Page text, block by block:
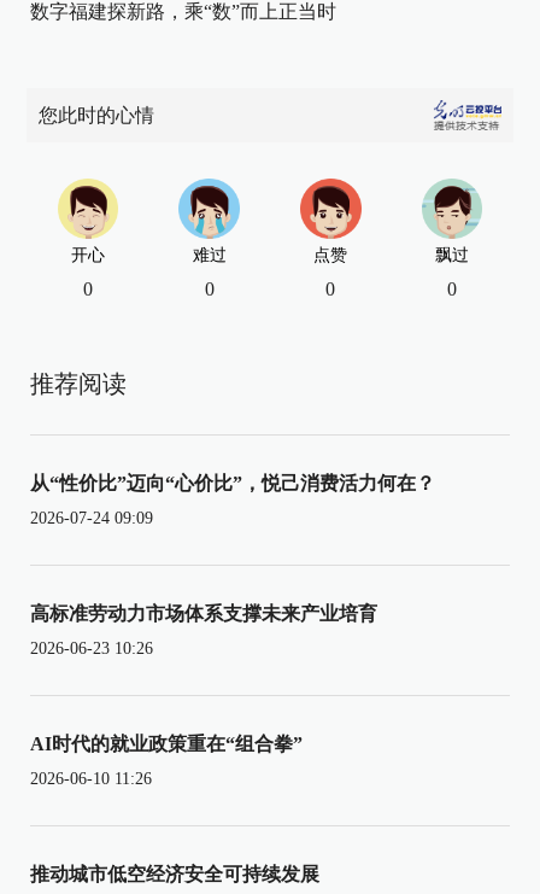
数字福建探新路，乘“数”而上正当时
您此时的心情
开心
0
难过
0
点赞
0
飘过
0
推荐阅读
从“性价比”迈向“心价比”，悦己消费活力何在？
2026-07-24 09:09
高标准劳动力市场体系支撑未来产业培育
2026-06-23 10:26
AI时代的就业政策重在“组合拳”
2026-06-10 11:26
推动城市低空经济安全可持续发展